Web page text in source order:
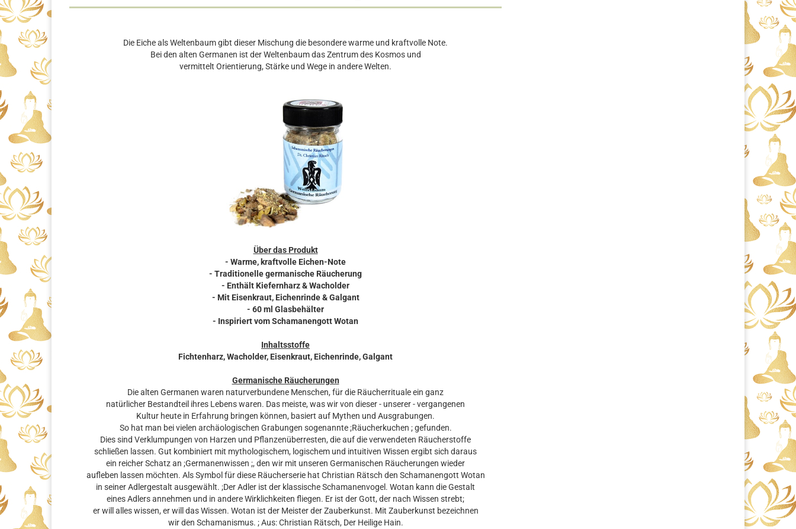
Die Eiche als Weltenbaum gibt dieser Mischung die besondere warme und kraftvolle Note.
Bei den alten Germanen ist der Weltenbaum das Zentrum des Kosmos und
vermittelt Orientierung, Stärke und Wege in andere Welten.
Über das Produkt
- Warme, kraftvolle Eichen-Note
- Traditionelle germanische Räucherung
- Enthält Kiefernharz & Wacholder
- Mit Eisenkraut, Eichenrinde & Galgant
- 60 ml Glasbehälter
- Inspiriert vom Schamanengott Wotan
Inhaltsstoffe
Fichtenharz, Wacholder, Eisenkraut, Eichenrinde, Galgant
Germanische Räucherungen
Die alten Germanen waren naturverbundene Menschen, für die Räucherrituale ein ganz
natürlicher Bestandteil ihres Lebens waren. Das meiste, was wir von dieser - unserer - vergangenen
Kultur heute in Erfahrung bringen können, basiert auf Mythen und Ausgrabungen.
So hat man bei vielen archäologischen Grabungen sogenannte ;Räucherkuchen ; gefunden.
Dies sind Verklumpungen von Harzen und Pflanzenüberresten, die auf die verwendeten Räucherstoffe
schließen lassen. Gut kombiniert mit mythologischem, logischem und intuitiven Wissen ergibt sich daraus
ein reicher Schatz an ;Germanenwissen ;, den wir mit unseren Germanischen Räucherungen wieder
aufleben lassen möchten. Als Symbol für diese Räucherserie hat Christian Rätsch den Schamanengott Wotan
in seiner Adlergestalt ausgewählt. ;Der Adler ist der klassische Schamanenvogel. Wotan kann die Gestalt
eines Adlers annehmen und in andere Wirklichkeiten fliegen. Er ist der Gott, der nach Wissen strebt;
er will alles wissen, er will das Wissen. Wotan ist der Meister der Zauberkunst. Mit Zauberkunst bezeichnen
wir den Schamanismus. ; Aus: Christian Rätsch, Der Heilige Hain.